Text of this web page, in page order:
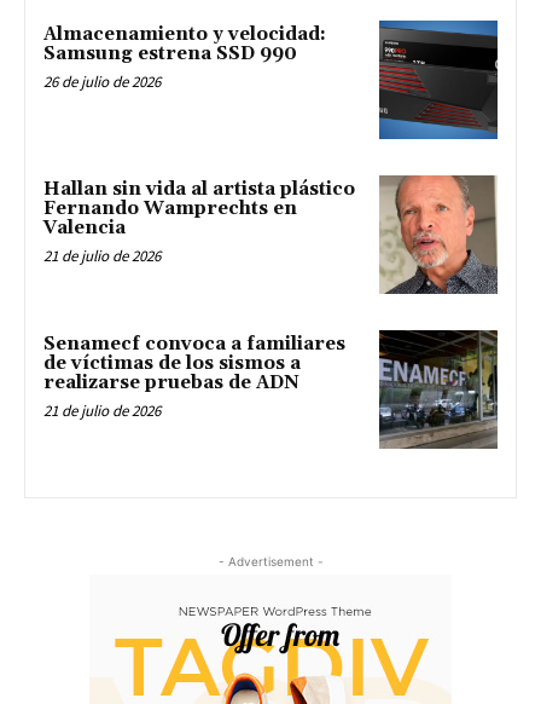
Almacenamiento y velocidad:
Samsung estrena SSD 990
26 de julio de 2026
Hallan sin vida al artista plástico
Fernando Wamprechts en
Valencia
21 de julio de 2026
Senamecf convoca a familiares
de víctimas de los sismos a
realizarse pruebas de ADN
21 de julio de 2026
- Advertisement -